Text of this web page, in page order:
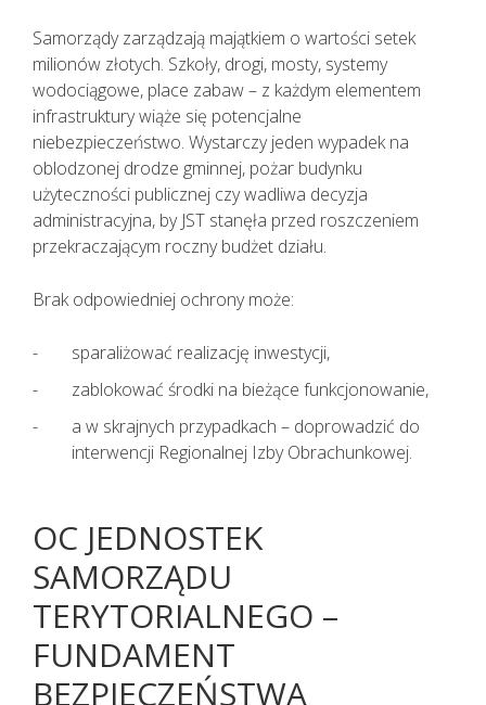
Samorządy zarządzają majątkiem o wartości setek
milionów złotych. Szkoły, drogi, mosty, systemy
wodociągowe, place zabaw – z każdym elementem
infrastruktury wiąże się potencjalne
niebezpieczeństwo. Wystarczy jeden wypadek na
oblodzonej drodze gminnej, pożar budynku
użyteczności publicznej czy wadliwa decyzja
administracyjna, by JST stanęła przed roszczeniem
przekraczającym roczny budżet działu.
Brak odpowiedniej ochrony może:
sparaliżować realizację inwestycji,
zablokować środki na bieżące funkcjonowanie,
a w skrajnych przypadkach – doprowadzić do
interwencji Regionalnej Izby Obrachunkowej.
OC JEDNOSTEK
SAMORZĄDU
TERYTORIALNEGO –
FUNDAMENT
BEZPIECZEŃSTWA